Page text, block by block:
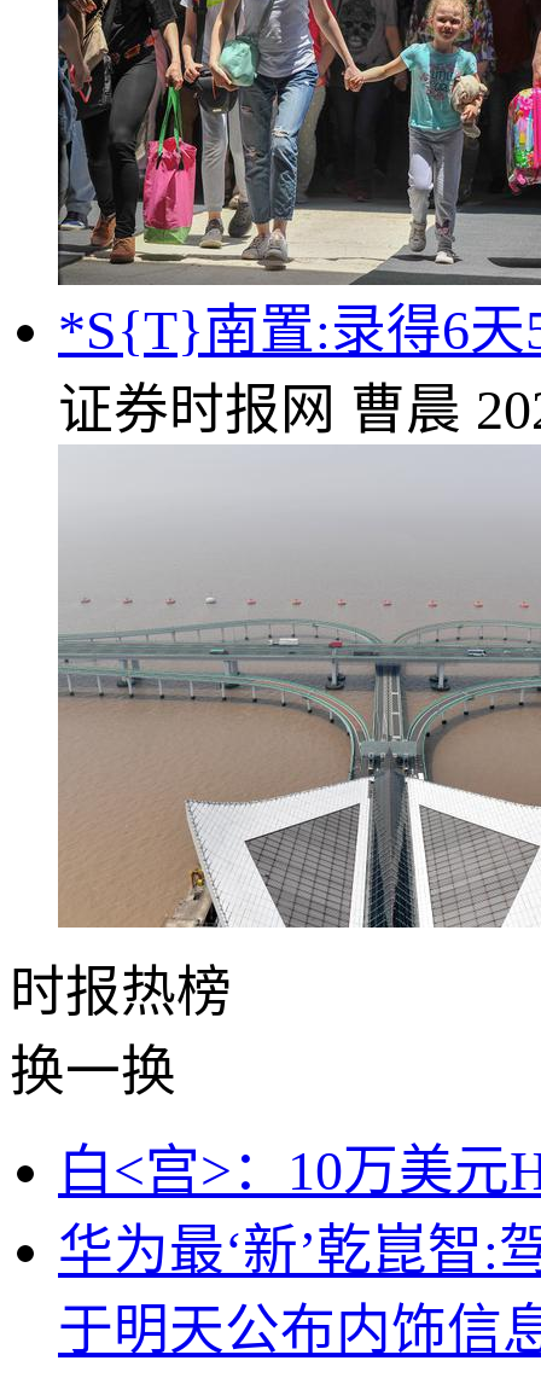
*S{T}南置:录得6天
证券时报网 曹晨
时报热榜
换一换
白<宫>：10万美元
华为最‘新’乾崑智:
于明天公布内饰信